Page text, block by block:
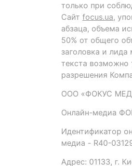
только при
Сайт focus.ua,
абзаца, объема
50% от общего
заголовка и
текста возможно
разрешения
ООО «ФОКУС
Онлайн-медиа
Идентификатор
медиа - R40-
Адрес: 01133, г.